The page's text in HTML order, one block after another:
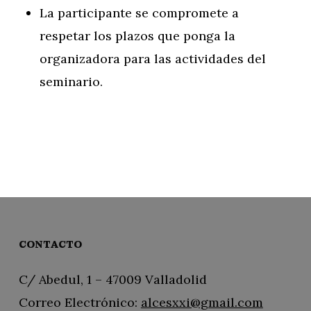
La participante se compromete a
respetar los plazos que ponga la
organizadora para las actividades del
seminario.
CONTACTO
C/ Abedul, 1 – 47009 Valladolid
Correo Electrónico: alcesxxi@gmail.com